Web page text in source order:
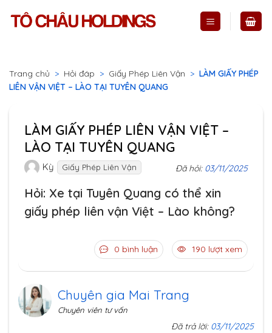
Trang chủ > Hỏi đáp > Giấy Phép Liên Vận > LÀM GIẤY PHÉP
LIÊN VẬN VIỆT – LÀO TẠI TUYÊN QUANG
LÀM GIẤY PHÉP LIÊN VẬN VIỆT –
LÀO TẠI TUYÊN QUANG
Kỳ Giấy Phép Liên Vận Đã hỏi: 03/11/2025
Hỏi: Xe tại Tuyên Quang có thể xin
giấy phép liên vận Việt – Lào không?
0 bình luận 190 lượt xem
Chuyên gia Mai Trang
Chuyên viên tư vấn
Đã trả lời: 03/11/2025